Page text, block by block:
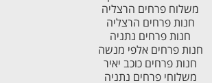
משלוח פרחים הרצליה
חנות פרחים הרצליה
חנות פרחים נתניה
חנות פרחים אלפי מנשה
חנות פרחים כוכב יאיר
משלוחי פרחים נתניה